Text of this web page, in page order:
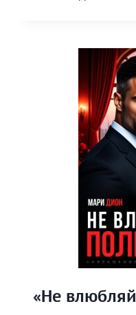
«Не